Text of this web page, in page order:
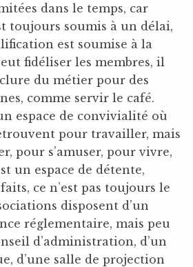
dans le temps, car
toujours soumis à un délai,
est soumise à la
fidéliser les membres, il
du métier pour des
comme servir le café.
espace de convivialité où
pour travailler, mais
pour s’amuser, pour vivre,
un espace de détente,
ce n’est pas toujours le
disposent d’un
réglementaire, mais peu
d’administration, d’un
d’une salle de projection